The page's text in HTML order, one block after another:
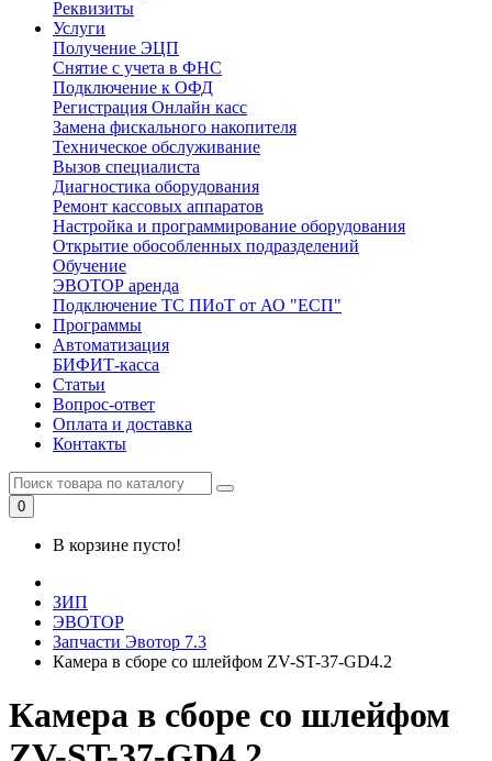
Реквизиты
Услуги
Получение ЭЦП
Снятие с учета в ФНС
Подключение к ОФД
Регистрация Онлайн касс
Замена фискального накопителя
Техническое обслуживание
Вызов специалиста
Диагностика оборудования
Ремонт кассовых аппаратов
Настройка и программирование оборудования
Открытие обособленных подразделений
Обучение
ЭВОТОР аренда
Подключение ТС ПИоТ от АО "ЕСП"
Программы
Автоматизация
БИФИТ-касса
Статьи
Вопрос-ответ
Оплата и доставка
Контакты
0
В корзине пусто!
ЗИП
ЭВОТОР
Запчасти Эвотор 7.3
Камера в сборе со шлейфом ZV-ST-37-GD4.2
Камера в сборе со шлейфом